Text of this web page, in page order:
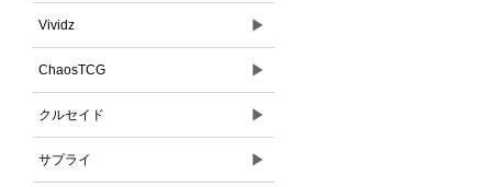
Vividz ▶
ChaosTCG ▶
クルセイド ▶
サプライ ▶